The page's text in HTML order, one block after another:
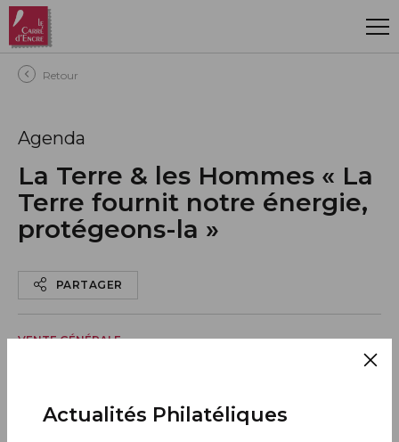
Aller au contenu principal
Retour
Agenda
La Terre & les Hommes « La
Terre fournit notre énergie,
protégeons-la »
PARTAGER
VENTE GÉNÉRALE
Actualités Philatéliques